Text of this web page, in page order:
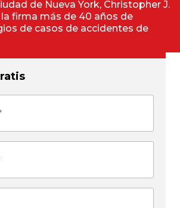
de Nueva York, Christopher J.
firma más de 40 años de
de casos de accidentes de